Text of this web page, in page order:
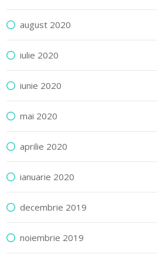
august 2020
iulie 2020
iunie 2020
mai 2020
aprilie 2020
ianuarie 2020
decembrie 2019
noiembrie 2019